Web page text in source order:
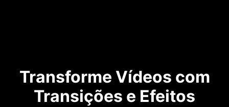
Transforme Vídeos com
Transições e Efeitos